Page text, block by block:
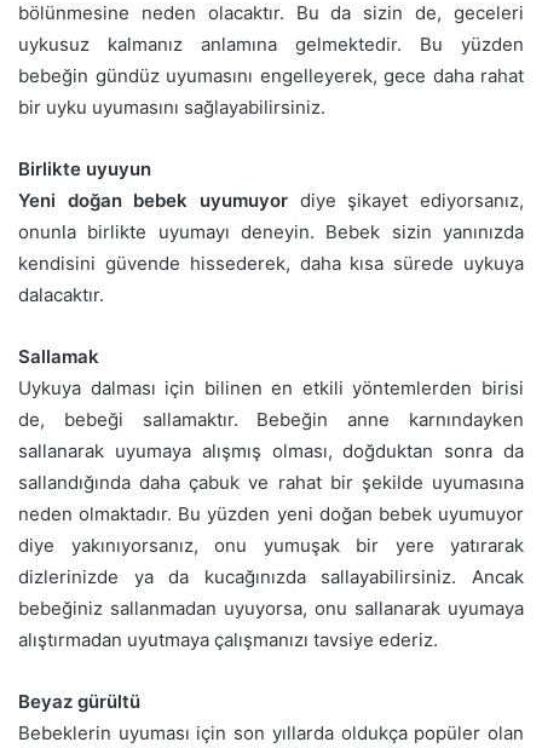
bölünmesine neden olacaktır. Bu da sizin de, geceleri
uykusuz kalmanız anlamına gelmektedir. Bu yüzden
bebeğin gündüz uyumasını engelleyerek, gece daha rahat
bir uyku uyumasını sağlayabilirsiniz.
Birlikte uyuyun
Yeni doğan bebek uyumuyor diye şikayet ediyorsanız,
onunla birlikte uyumayı deneyin. Bebek sizin yanınızda
kendisini güvende hissederek, daha kısa sürede uykuya
dalacaktır.
Sallamak
Uykuya dalması için bilinen en etkili yöntemlerden birisi
de, bebeği sallamaktır. Bebeğin anne karnındayken
sallanarak uyumaya alışmış olması, doğduktan sonra da
sallandığında daha çabuk ve rahat bir şekilde uyumasına
neden olmaktadır. Bu yüzden yeni doğan bebek uyumuyor
diye yakınıyorsanız, onu yumuşak bir yere yatırarak
dizlerinizde ya da kucağınızda sallayabilirsiniz. Ancak
bebeğiniz sallanmadan uyuyorsa, onu sallanarak uyumaya
alıştırmadan uyutmaya çalışmanızı tavsiye ederiz.
Beyaz gürültü
Bebeklerin uyuması için son yıllarda oldukça popüler olan